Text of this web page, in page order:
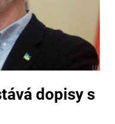
dopisy s